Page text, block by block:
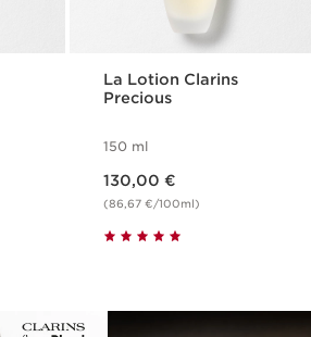
La Lotion Clarins
Precious
150 ml
130,00 €
(86,67 €/100ml)